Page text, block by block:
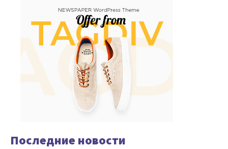
Последние новости